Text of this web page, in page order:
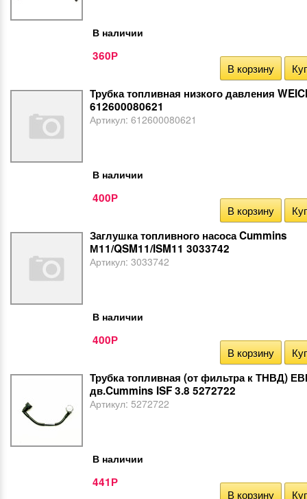
В наличии
360Р
В корзину
Трубка топливная низкого давления
612600080621
Артикул: 612600080621
В наличии
400Р
В корзину
Заглушка топливного насоса Cummins
М11/QSM11/ISM11 3033742
Артикул: 3033742
В наличии
400Р
В корзину
Трубка топливная (от фильтра к ТНВД)
дв.Cummins ISF 3.8 5272722
Артикул: 5272722
В наличии
441 Р
В корзину